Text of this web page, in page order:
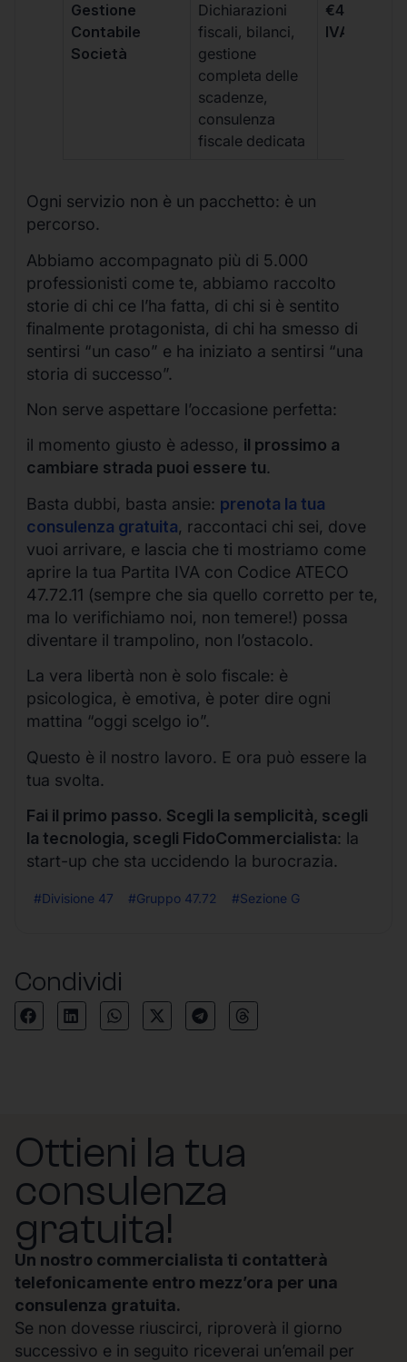
Gestione
Contabile
Società
Dichiarazioni
fiscali, bilanci,
gestione
completa delle
scadenze,
consulenza
fiscale dedicata
€499 +
IVA/
Ogni servizio non è un pacchetto: è un
percorso.
Abbiamo accompagnato più di 5.000
professionisti come te, abbiamo raccolto
storie di chi ce l’ha fatta, di chi si è sentito
finalmente protagonista, di chi ha smesso di
sentirsi “un caso” e ha iniziato a sentirsi “una
storia di successo”.
Non serve aspettare l’occasione perfetta:
il momento giusto è adesso, il prossimo a
cambiare strada puoi essere tu.
Basta dubbi, basta ansie: prenota la tua
consulenza gratuita, raccontaci chi sei, dove
vuoi arrivare, e lascia che ti mostriamo come
aprire la tua Partita IVA con Codice ATECO
47.72.11 (sempre che sia quello corretto per te,
ma lo verifichiamo noi, non temere!) possa
diventare il trampolino, non l’ostacolo.
La vera libertà non è solo fiscale: è
psicologica, è emotiva, è poter dire ogni
mattina “oggi scelgo io”.
Questo è il nostro lavoro. E ora può essere la
tua svolta.
Fai il primo passo. Scegli la semplicità, scegli
la tecnologia, scegli FidoCommercialista: la
start-up che sta uccidendo la burocrazia.
#Divisione 47 #Gruppo 47.72 #Sezione G
Condividi
Ottieni la tua
consulenza
gratuita!
Un nostro commercialista ti contatterà
telefonicamente entro mezz’ora per una
consulenza gratuita.
Se non dovesse riuscirci, riproverà il giorno
successivo e in seguito riceverai un’email per